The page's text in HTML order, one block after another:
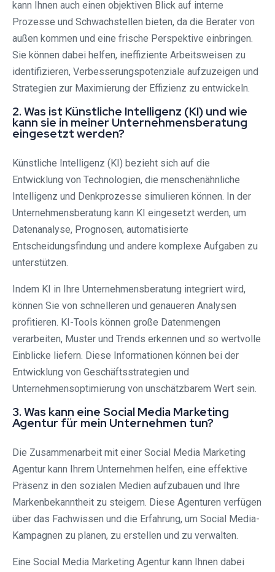
kann Ihnen auch einen objektiven Blick auf interne
Prozesse und Schwachstellen bieten, da die Berater von
außen kommen und eine frische Perspektive einbringen.
Sie können dabei helfen, ineffiziente Arbeitsweisen zu
identifizieren, Verbesserungspotenziale aufzuzeigen und
Strategien zur Maximierung der Effizienz zu entwickeln.
2. Was ist Künstliche Intelligenz (KI) und wie
kann sie in meiner Unternehmensberatung
eingesetzt werden?
Künstliche Intelligenz (KI) bezieht sich auf die
Entwicklung von Technologien, die menschenähnliche
Intelligenz und Denkprozesse simulieren können. In der
Unternehmensberatung kann KI eingesetzt werden, um
Datenanalyse, Prognosen, automatisierte
Entscheidungsfindung und andere komplexe Aufgaben zu
unterstützen.
Indem KI in Ihre Unternehmensberatung integriert wird,
können Sie von schnelleren und genaueren Analysen
profitieren. KI-Tools können große Datenmengen
verarbeiten, Muster und Trends erkennen und so wertvolle
Einblicke liefern. Diese Informationen können bei der
Entwicklung von Geschäftsstrategien und
Unternehmensoptimierung von unschätzbarem Wert sein.
3. Was kann eine Social Media Marketing
Agentur für mein Unternehmen tun?
Die Zusammenarbeit mit einer Social Media Marketing
Agentur kann Ihrem Unternehmen helfen, eine effektive
Präsenz in den sozialen Medien aufzubauen und Ihre
Markenbekanntheit zu steigern. Diese Agenturen verfügen
über das Fachwissen und die Erfahrung, um Social Media-
Kampagnen zu planen, zu erstellen und zu verwalten.
Eine Social Media Marketing Agentur kann Ihnen dabei